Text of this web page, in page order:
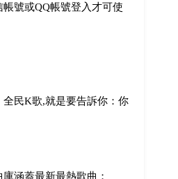
號或QQ帳號登入才可使
民K歌,就是要告訴你：你
涵蓋最新最熱歌曲；